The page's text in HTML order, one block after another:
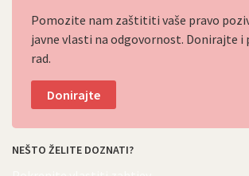
Pomozite nam zaštititi vaše pravo
javne vlasti na odgovornost. Donirajte i
rad.
Donirajte
NEŠTO ŽELITE DOZNATI?